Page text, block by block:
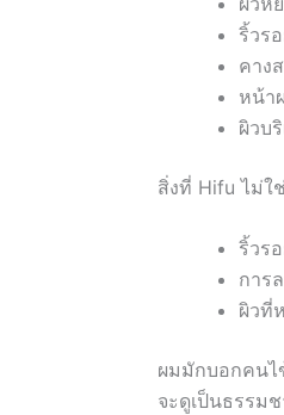
ริ้วร
คาง
หน้า
ผิวบ
สิ่งที่ Hifu ไม่ใ
ริ้วร
การ
ผิวที่
ผมมักบอกคนไ
จะดูเป็นธรรม